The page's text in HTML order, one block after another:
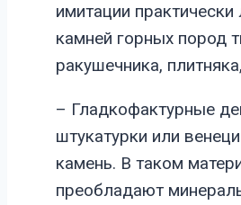
имитации
камней горных пород
ракушечника,
– Гладкофактурные
штукатурки или
камень. В таком
преобладают